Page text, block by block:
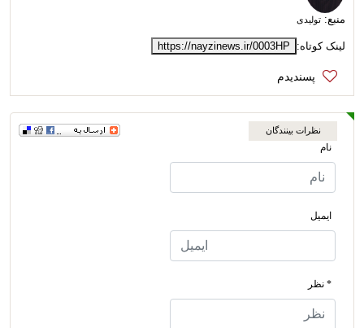
منبع: تولیدی
لینک کوتاه: https://nayzinews.ir/0003HP
نظرات بینندگان
نام
ایمیل
* نظر